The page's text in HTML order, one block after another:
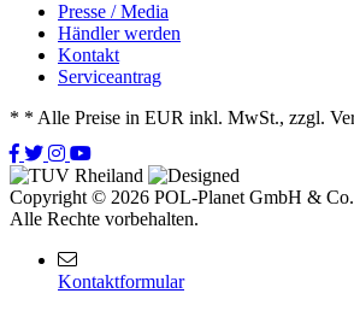
Presse / Media
Händler werden
Kontakt
Serviceantrag
* * Alle Preise in EUR inkl. MwSt., zzgl.
Copyright © 2026 POL-Planet GmbH &
Alle Rechte vorbehalten.
Kontaktformular